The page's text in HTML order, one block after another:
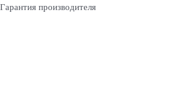
Гарантия производителя